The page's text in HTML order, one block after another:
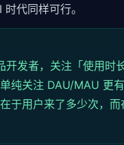
代同样可行。
开发者，关注「使用时
纯关注 DAU/MAU 更
于用户来了多少次，